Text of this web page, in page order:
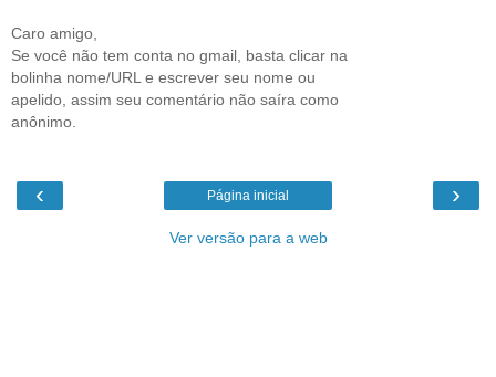
Caro amigo,
Se você não tem conta no gmail, basta clicar na
bolinha nome/URL e escrever seu nome ou
apelido, assim seu comentário não saíra como
anônimo.
‹ ›
Página inicial
Ver versão para a web